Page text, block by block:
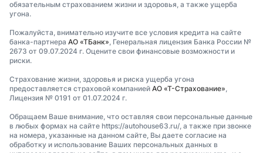
обязательным страхованием жизни и здоровья, а также ущерба
угона.
Пожалуйста, внимательно изучите все условия кредита на сайте
банка-партнера АО «ТБанк» , Генеральная лицензия Банка России №
2673 от 09.07.2024 г. Оцените свои финансовые возможности и
риски.
Страхование жизни, здоровья и риска ущерба угона
предоставляется страховой компанией АО «Т-Страхование»
Лицензия № 0191 от 01.07.2024 г.
Обращаем Ваше внимание, что оставляя свои персональные данные
в любых формах на сайте https://autohouse63.ru/, а также при звонке
на номера, указанные на данном сайте, Вы даете согласие на
обработку и использование Ваших персональных данных в